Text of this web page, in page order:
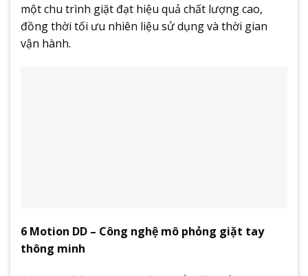
một chu trình giặt đạt hiệu quả chất lượng cao,
đồng thời tối ưu nhiên liệu sử dụng và thời gian
vận hành.
6 Motion DD – Công nghệ mô phỏng giặt tay
thông minh